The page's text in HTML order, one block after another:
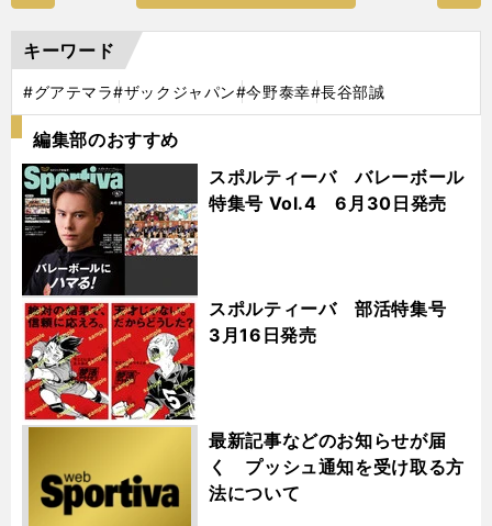
キーワード
#グアテマラ#ザックジャパン#今野泰幸#長谷部誠
編集部のおすすめ
スポルティーバ バレーボール
特集号 Vol.4 6月30日発売
スポルティーバ 部活特集号
3月16日発売
最新記事などのお知らせが届
く プッシュ通知を受け取る方
法について